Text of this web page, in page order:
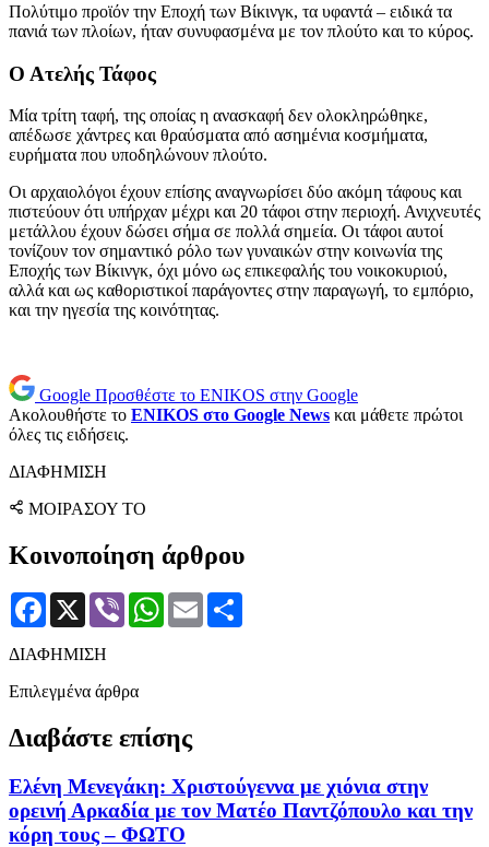
Πολύτιμο προϊόν την Εποχή των Βίκινγκ, τα υφαντά – ειδικά τα
πανιά των πλοίων, ήταν συνυφασμένα με τον πλούτο και το κύρος.
Ο Ατελής Τάφος
Μία τρίτη ταφή, της οποίας η ανασκαφή δεν ολοκληρώθηκε,
απέδωσε χάντρες και θραύσματα από ασημένια κοσμήματα,
ευρήματα που υποδηλώνουν πλούτο.
Οι αρχαιολόγοι έχουν επίσης αναγνωρίσει δύο ακόμη τάφους και
πιστεύουν ότι υπήρχαν μέχρι και 20 τάφοι στην περιοχή. Ανιχνευτές
μετάλλου έχουν δώσει σήμα σε πολλά σημεία. Οι τάφοι αυτοί
τονίζουν τον σημαντικό ρόλο των γυναικών στην κοινωνία της
Εποχής των Βίκινγκ, όχι μόνο ως επικεφαλής του νοικοκυριού,
αλλά και ως καθοριστικοί παράγοντες στην παραγωγή, το εμπόριο,
και την ηγεσία της κοινότητας.
Google Προσθέστε το ENIKOS στην Google
Ακολουθήστε το ENIKOS στο Google News και μάθετε πρώτοι
όλες τις ειδήσεις.
ΔΙΑΦΗΜΙΣΗ
ΜΟΙΡΑΣΟΥ ΤΟ
Κοινοποίηση άρθρου
Facebook
X Viber WhatsApp
Email
ΔΙΑΦΗΜΙΣΗ
Επιλεγμένα άρθρα
Διαβάστε επίσης
Ελένη Μενεγάκη: Χριστούγεννα με χιόνια στην
ορεινή Αρκαδία με τον Ματέο Παντζόπουλο και την
κόρη τους – ΦΩΤΟ